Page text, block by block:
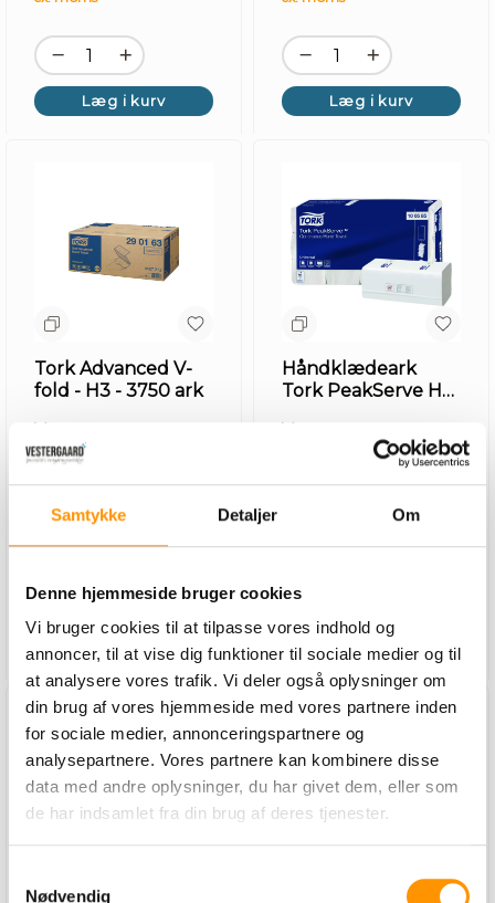
Samtykke Detaljer Om
Denne hjemmeside bruger cookies
Vi bruger cookies til at tilpasse vores indhold og
annoncer, til at vise dig funktioner til sociale medier og til
at analysere vores trafik. Vi deler også oplysninger om
din brug af vores hjemmeside med vores partnere inden
for sociale medier, annonceringspartnere og
analysepartnere. Vores partnere kan kombinere disse
data med andre oplysninger, du har givet dem, eller som
de har indsamlet fra din brug af deres tjenester.
Nødvendig
og
Læg i kurv Læg i kurv
Tork Advanced V-
fold - H3 - 3750 ark
Varenummer:
108290163
669,00 Kr. pr. karton.
ex. moms
Læg i kurv
Håndklædeark
Tork PeakServe H5,
Varenummer:
108100585
625,00 Kr. pr. karton.
ex. moms
Læg i kurv